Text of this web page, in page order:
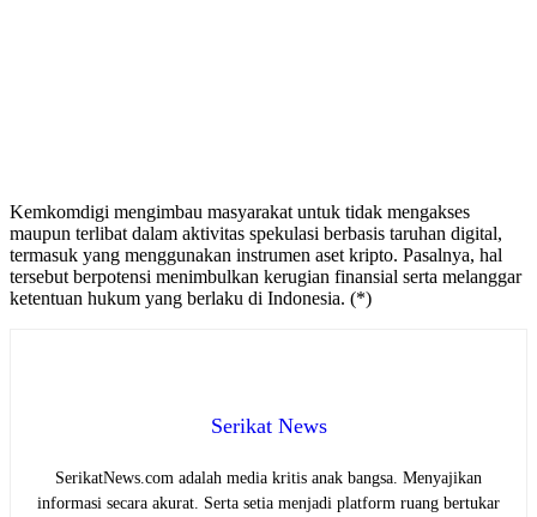
Kemkomdigi mengimbau masyarakat untuk tidak mengakses
maupun terlibat dalam aktivitas spekulasi berbasis taruhan digital,
termasuk yang menggunakan instrumen aset kripto. Pasalnya, hal
tersebut berpotensi menimbulkan kerugian finansial serta melanggar
ketentuan hukum yang berlaku di Indonesia. (*)
Serikat News
SerikatNews.com adalah media kritis anak bangsa. Menyajikan
informasi secara akurat. Serta setia menjadi platform ruang bertukar